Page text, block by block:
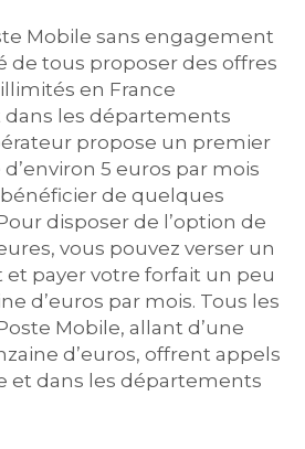
Mobile sans engagement
de tous proposer des offres
illimités en France
les départements
propose un premier
5 euros par mois
de quelques
disposer de l’option de
vous pouvez verser un
payer votre forfait un peu
d’euros par mois. Tous les
Mobile, allant d’une
d’euros, offrent appels
et dans les départements